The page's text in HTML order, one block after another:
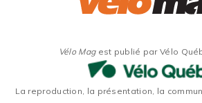
Vélo Magest publié par Vélo
La reproduction, la présentation, la